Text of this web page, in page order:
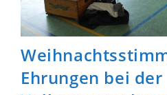
Ehrungen bei der